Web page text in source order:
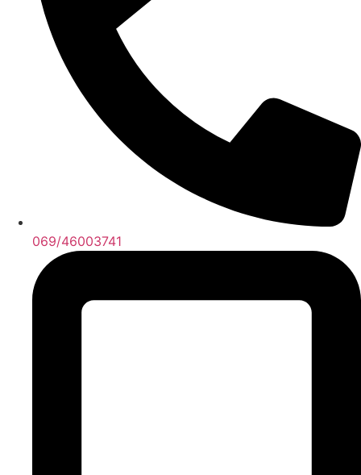
069/46003741